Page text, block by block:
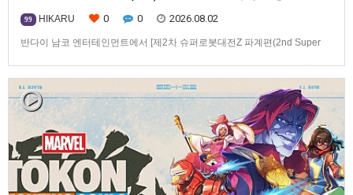
99 HIKARU 0 0 2026.08.02
반다이 남코 엔터테인먼트에서 [제2차 슈퍼로봇대전Z 파계편(2nd Super
판[제2차 슈퍼로봇대전Z 파계편]은 2011년 PSP로 발매되었으며, 2012년
에 발매되었던 [제2…